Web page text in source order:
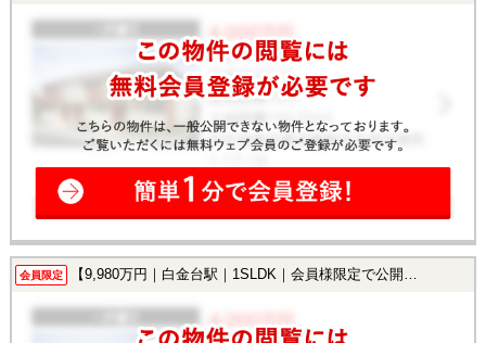
会員限定 【9,980万円｜白金台駅｜1SLDK｜会員様限定で公開中！】